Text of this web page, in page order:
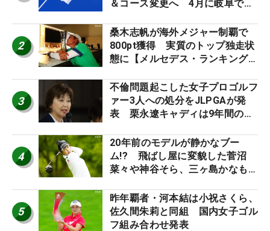
＆コース変更へ 4月に岐阜で開
2
桑木志帆が海外メジャー制覇で
800pt獲得 実質のトップ独走状
態に【メルセデス・ランキング番
3
不倫問題起こした女子プロゴルフ
ァー3人への処分をJLPGAが発
表 栗永遼キャディは9年間の立
4
20年前のモデルが静かなブー
ム!? 飛ばし屋に変貌した菅沼
菜々や神谷そら、三ヶ島かなも使
ロたちの“飛ばしギア”】
5
昨年覇者・河本結は小祝さくら、
佐久間朱莉と同組 国内女子ゴル
フ組み合わせ発表